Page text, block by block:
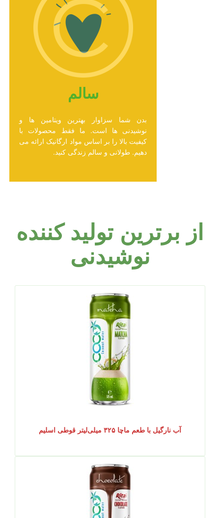
سالم
بدن شما سزاوار بهترین ویتامین ها و
نوشیدنی ها است. ما فقط محصولات با
کیفیت بالا را بر اساس مواد ارگانیک ارائه می
دهیم. طولانی و سالم زندگی کنید.
از برترین تولید کننده
نوشیدنی
آب نارگیل با طعم ماچا ۳۲۵ میلی‌لیتر قوطی اسلیم